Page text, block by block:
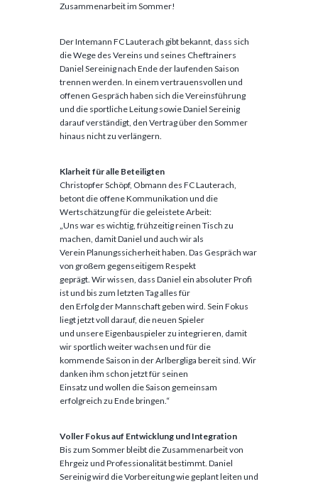
Zusammenarbeit im Sommer!
Der Intemann FC Lauterach gibt bekannt, dass sich
die Wege des Vereins und seines Cheftrainers
Daniel Sereinig nach Ende der laufenden Saison
trennen werden. In einem vertrauensvollen und
offenen Gespräch haben sich die Vereinsführung
und die sportliche Leitung sowie Daniel Sereinig
darauf verständigt, den Vertrag über den Sommer
hinaus nicht zu verlängern.
Klarheit für alle Beteiligten
Christopfer Schöpf, Obmann des FC Lauterach,
betont die offene Kommunikation und die
Wertschätzung für die geleistete Arbeit:
„Uns war es wichtig, frühzeitig reinen Tisch zu
machen, damit Daniel und auch wir als
Verein Planungssicherheit haben. Das Gespräch war
von großem gegenseitigem Respekt
geprägt. Wir wissen, dass Daniel ein absoluter Profi
ist und bis zum letzten Tag alles für
den Erfolg der Mannschaft geben wird. Sein Fokus
liegt jetzt voll darauf, die neuen Spieler
und unsere Eigenbauspieler zu integrieren, damit
wir sportlich weiter wachsen und für die
kommende Saison in der Arlbergliga bereit sind. Wir
danken ihm schon jetzt für seinen
Einsatz und wollen die Saison gemeinsam
erfolgreich zu Ende bringen.“
Voller Fokus auf Entwicklung und Integration
Bis zum Sommer bleibt die Zusammenarbeit von
Ehrgeiz und Professionalität bestimmt. Daniel
Sereinig wird die Vorbereitung wie geplant leiten und